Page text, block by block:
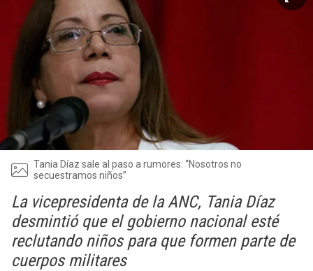
Tania Díaz sale al paso a rumores: “Nosotros no
secuestramos niños”
La vicepresidenta de la ANC, Tania Díaz
desmintió que el gobierno nacional esté
reclutando niños para que formen parte de
cuerpos militares